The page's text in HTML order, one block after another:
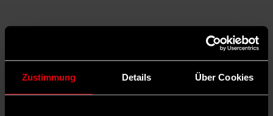
Zustimmung Details Über Cookies
0 Kommentare